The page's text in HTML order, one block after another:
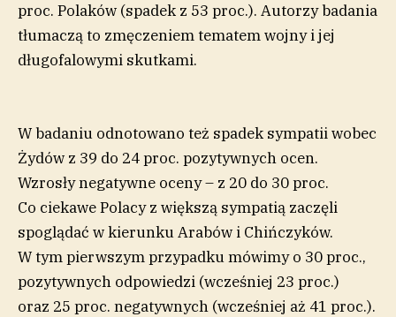
proc. Polaków (spadek z 53 proc.). Autorzy badania
tłumaczą to zmęczeniem tematem wojny i jej
długofalowymi skutkami.
W badaniu odnotowano też spadek sympatii wobec
Żydów z 39 do 24 proc. pozytywnych ocen.
Wzrosły negatywne oceny – z 20 do 30 proc.
Co ciekawe Polacy z większą sympatią zaczęli
spoglądać w kierunku Arabów i Chińczyków.
W tym pierwszym przypadku mówimy o 30 proc.,
pozytywnych odpowiedzi (wcześniej 23 proc.)
oraz 25 proc. negatywnych (wcześniej aż 41 proc.).